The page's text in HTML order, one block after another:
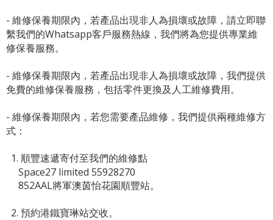
- 維修保養期限內，若產品出現非人為損壞或故障，請立即聯
繫我們的Whatsapp客戶服務熱線，我們將為您提供專業維
修保養服務。
- 維修保養期限內，若產品出現非人為損壞或故障，我們提供
免費的維修保養服務，包括零件更換及人工維修費用。
- 維修保養期限內，若您需要產品維修，我們提供兩種維修方
式：
1. 順豐速遞寄付至我們的維修點
Space27 limited 55928270
852AAL將軍澳茵怡花園順豐站。
2. 預約港鐵寶琳站交收。